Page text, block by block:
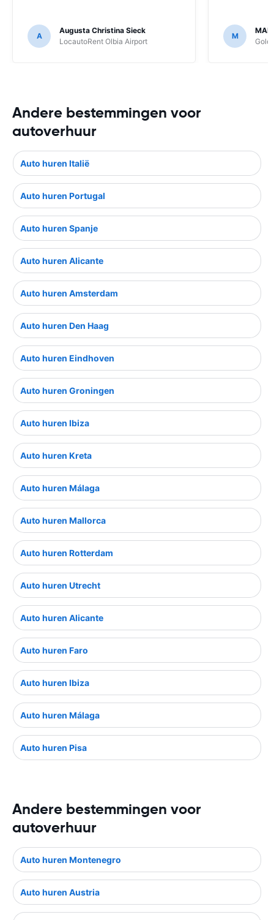
A
Augusta Christina Sieck
LocautoRent Olbia Airport
M
Andere bestemmingen voor
autoverhuur
Auto huren Italië
Auto huren Portugal
Auto huren Spanje
Auto huren Alicante
Auto huren Amsterdam
Auto huren Den Haag
Auto huren Eindhoven
Auto huren Groningen
Auto huren Ibiza
Auto huren Kreta
Auto huren Málaga
Auto huren Mallorca
Auto huren Rotterdam
Auto huren Utrecht
Auto huren Alicante
Auto huren Faro
Auto huren Ibiza
Auto huren Málaga
Auto huren Pisa
Andere bestemmingen voor
autoverhuur
Auto huren Montenegro
Auto huren Austria